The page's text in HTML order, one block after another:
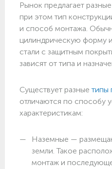
Рынок предлагает
при этом тип
и способ монтажа.
цилиндрическую форму
стали с защитным
зависят от типа и
Существует разные типы
отличаются по способу
характеристикам:
Наземные —
земли. Такое
монтаж и